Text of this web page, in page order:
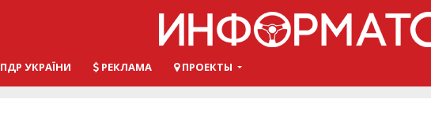
ПДР УКРАЇНИ РЕКЛАМА ПРОЕКТЫ